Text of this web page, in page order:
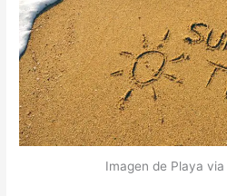
Imagen de Playa via